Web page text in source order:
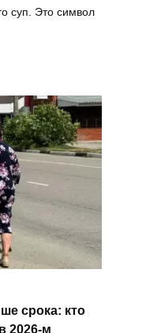
суп. Это символ
срока: кто
2026-м